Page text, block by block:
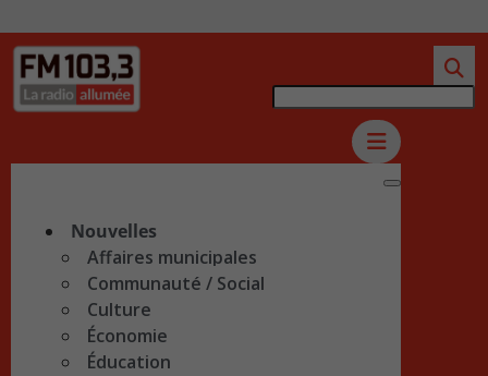
Nouvelles
Affaires municipales
Communauté / Social
Culture
Économie
Éducation